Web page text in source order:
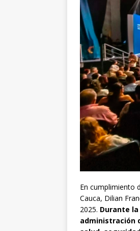
En cumplimiento
Cauca, Dilian
2025. Durante
administración